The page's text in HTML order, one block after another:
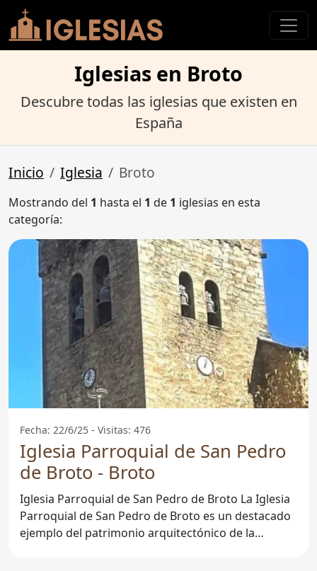
Iglesias en Broto
Descubre todas las iglesias que existen en
España
Inicio Iglesia Broto
Mostrando del 1 hasta el 1 de 1 iglesias en esta
categoría:
Fecha: 22/6/25 - Visitas: 476
Iglesia Parroquial de San Pedro
de Broto - Broto
Iglesia Parroquial de San Pedro de Broto La Iglesia
Parroquial de San Pedro de Broto es un destacado
ejemplo del patrimonio arquitectónico de la